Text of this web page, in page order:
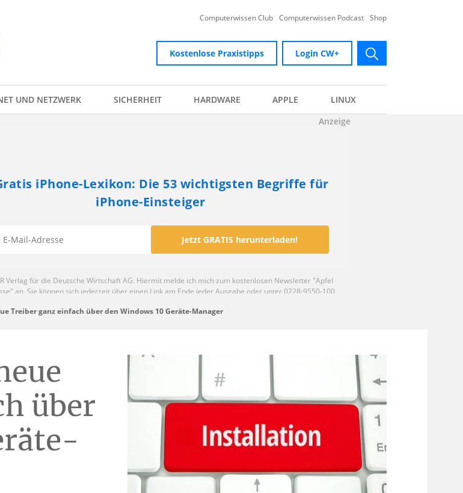
Computerwissen Club Computerwissen Podcast Shop
Kostenlose Praxistipps
Login CW+
submit
UND NETZWERK SICHERHEIT HARDWARE APPLE LINUX
Treiber ganz einfach über den Windows 10 Geräte-Manager
über